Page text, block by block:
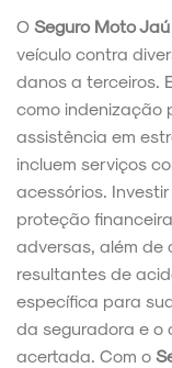
O Seguro Moto Jaú
veículo contra
danos a terceiros.
como indenização
assistência em
incluem serviços
acessórios. Investir
proteção
adversas, além de
resultantes de
específica para
da seguradora e o
acertada. Com o